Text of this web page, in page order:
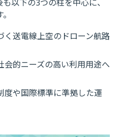
以下の3つの柱を中心に、
く送電線上空のドローン航路
会的ニーズの高い利用用途へ
度や国際標準に準拠した運